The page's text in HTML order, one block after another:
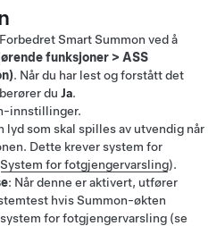
Forbedret Smart Summon ved å
funksjoner > ASS
. Når du har lest og forstått det
du Ja.
-innstillinger.
lyd som skal spilles av utvendig når
Dette krever system for
System for fotgjengervarsling).
: Når denne er aktivert, utfører
hvisSummon-økten
for fotgjengervarsling (se